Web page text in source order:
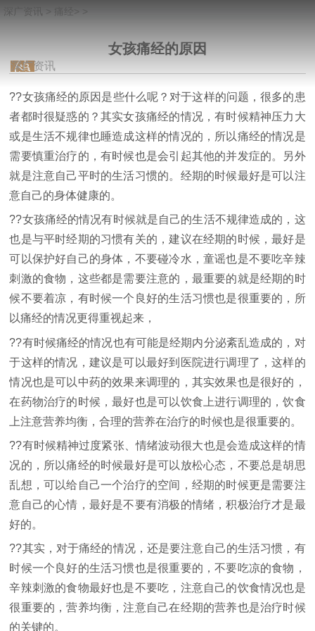
深广资讯 > 痛经 > >
女孩痛经的原因
深广资讯
??女孩痛经的原因是些什么呢？对于这样的问题，很多的患
者都时很疑惑的？其实女孩痛经的情况，有时候精神压力大
或是生活不规律也睡造成这样的情况的，所以痛经的情况是
需要慎重治疗的，有时候也是会引起其他的并发症的。另外
就是注意自己平时的生活习惯的。经期的时候最好是可以注
意自己的身体健康的。
??女孩痛经的情况有时候就是自己的生活不规律造成的，这
也是与平时经期的习惯有关的，建议在经期的时候，最好是
可以保护好自己的身体，不要碰冷水，童谣也是不要吃辛辣
刺激的食物，这些都是需要注意的，最重要的就是经期的时
候不要着凉，有时候一个良好的生活习惯也是很重要的，所
以痛经的情况更得重视起来，
??有时候痛经的情况也有可能是经期内分泌紊乱造成的，对
于这样的情况，建议是可以最好到医院进行调理了，这样的
情况也是可以中药的效果来调理的，其实效果也是很好的，
在药物治疗的时候，最好也是可以饮食上进行调理的，饮食
上注意营养均衡，合理的营养在治疗的时候也是很重要的。
??有时候精神过度紧张、情绪波动很大也是会造成这样的情
况的，所以痛经的时候最好是可以放松心态，不要总是胡思
乱想，可以给自己一个治疗的空间，经期的时候更是需要注
意自己的心情，最好是不要有消极的情绪，积极治疗才是最
好的。
??其实，对于痛经的情况，还是要注意自己的生活习惯，有
时候一个良好的生活习惯也是很重要的，不要吃凉的食物，
辛辣刺激的食物最好也是不要吃，注意自己的饮食情况也是
很重要的，营养均衡，注意自己在经期的营养也是治疗时候
的关键的。